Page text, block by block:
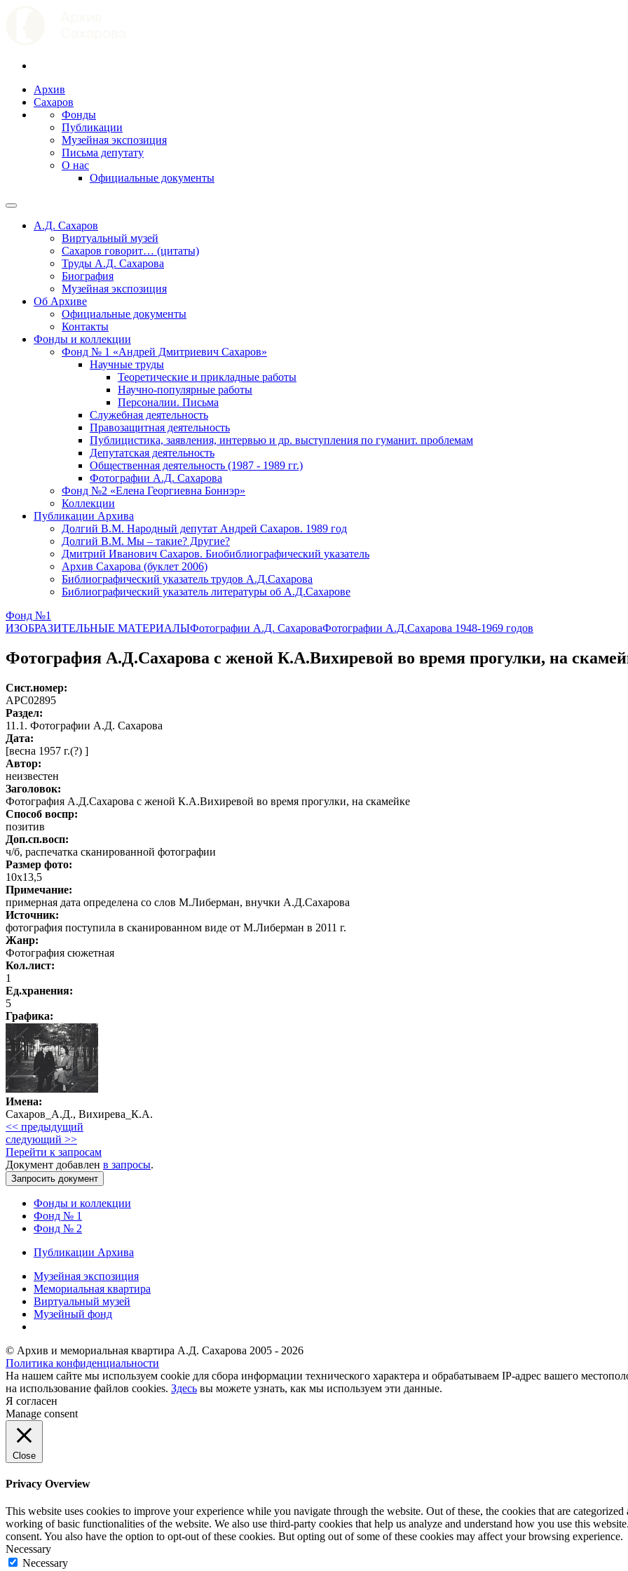
Архив
Сахаров
Фонды
Публикации
Музейная экспозиция
Письма депутату
О нас
Официальные документы
А.Д. Сахаров
Виртуальный музей
Сахаров говорит… (цитаты)
Труды А.Д. Сахарова
Биография
Музейная экспозиция
Об Архиве
Официальные документы
Контакты
Фонды и коллекции
Фонд № 1 «Андрей Дмитриевич Сахаров»
Научные труды
Теоретические и прикладные работы
Научно-популярные работы
Персоналии. Письма
Служебная деятельность
Правозащитная деятельность
Публицистика, заявления, интервью и др. выступления по гуманит. проблемам
Депутатская деятельность
Общественная деятельность (1987 - 1989 гг.)
Фотографии А.Д. Сахарова
Фонд №2 «Елена Георгиевна Боннэр»
Коллекции
Публикации Архива
Долгий В.М. Народный депутат Андрей Сахаров. 1989 год
Долгий В.М. Мы – такие? Другие?
Дмитрий Иванович Сахаров. Биобиблиографический указатель
Архив Сахарова (буклет 2006)
Библиографический указатель трудов А.Д.Сахарова
Библиографический указатель литературы об А.Д.Сахарове
Фонд №1
ИЗОБРАЗИТЕЛЬНЫЕ МАТЕРИАЛЫФотографии А.Д. СахароваФотографии А.Д.Сахарова 1948-1969 годов
Фотография А.Д.Сахарова с женой К.А.Вихиревой во время прогулки, на
Сист.номер:
АРС02895
Раздел:
11.1. Фотографии А.Д. Сахарова
Дата:
[весна 1957 г.(?) ]
Автор:
неизвестен
Заголовок:
Фотография А.Д.Сахарова с женой К.А.Вихиревой во время прогулки, на скамейке
Способ воспр:
позитив
Доп.сп.восп:
ч/б, распечатка сканированной фотографии
Размер фото:
10х13,5
Примечание:
примерная дата определена со слов М.Либерман, внучки А.Д.Сахарова
Источник:
фотография поступила в сканированном виде от М.Либерман в 2011 г.
Жанр:
Фотография сюжетная
Кол.лист:
1
Ед.хранения:
5
Графика:
Имена:
Сахаров_А.Д., Вихирева_К.А.
<< предыдущий
следующий >>
Перейти к запросам
Документ добавлен в запросы.
Фонды и коллекции
Фонд № 1
Фонд № 2
Публикации Архива
Музейная экспозиция
Мемориальная квартира
Виртуальный музей
Музейный фонд
© Архив и мемориальная квартира А.Д. Сахарова 2005 - 2026
Политика конфиденциальности
На нашем сайте мы используем cookie для сбора информации технического характера и обрабатываем IP-адрес вашего
на использование файлов cookies. Здесь вы можете узнать, как мы используем эти данные.
Я согласен
Manage consent
Close
Privacy Overview
This website uses cookies to improve your experience while you navigate through the website. Out of these, the cookies that are categorized
working of basic functionalities of the website. We also use third-party cookies that help us analyze and understand how you use this
consent. You also have the option to opt-out of these cookies. But opting out of some of these cookies may affect your browsing experience.
Necessary
Necessary